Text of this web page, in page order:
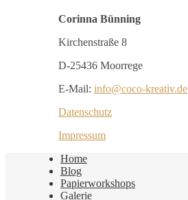
Corinna Bünning
Kirchenstraße 8
D-25436 Moorrege
E-Mail: info@coco-kreativ.de
Datenschutz
Impressum
Home
Blog
Papierworkshops
Galerie